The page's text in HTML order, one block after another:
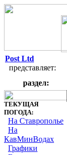
Post Ltd
представляет:
раздел:
ТЕКУЩАЯ
ПОГОДА:
На Ставрополье
На
КавМинВодах
Графики